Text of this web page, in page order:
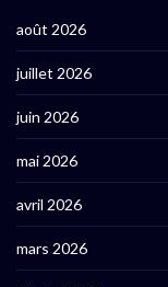
août 2026
juillet 2026
juin 2026
mai 2026
avril 2026
mars 2026